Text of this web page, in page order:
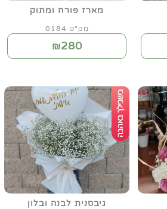
מארז פורח ומתוק
מק"ט 0184
₪280
גיבסנית לבנה ובלון